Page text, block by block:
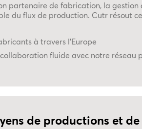
partenaire de fabrication, la gestion
du flux de production. Cutr résout
à travers l'Europe
fluide avec notre réseau
de productions et